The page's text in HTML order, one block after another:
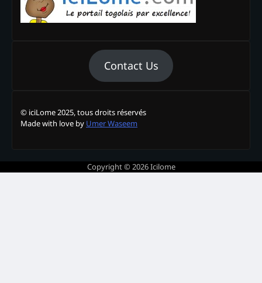
Contact Us
© iciLome 2025, tous droits réservés
Made with love by Umer Waseem
Copyright © 2026Icilome